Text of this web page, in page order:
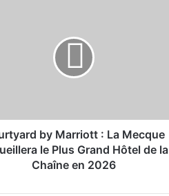
by Marriott : La Mecque
le Plus Grand Hôtel de la
Chaîne en 2026